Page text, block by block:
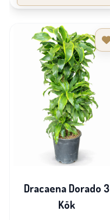
Dracaena Dorado 3
Kök